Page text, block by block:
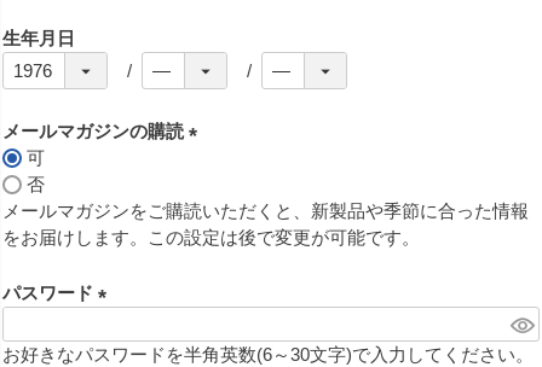
生年月日
メールマガジンの購読
須
)
可
否
メールマガジンをご購読いただくと、新製品や季節に合った情報
をお届けします。この設定は後で変更が可能です。
パスワード
必
お好きなパスワードを半角英数(6～30文字)で入力してください。